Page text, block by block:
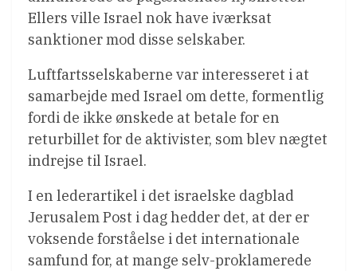
Ellers ville Israel nok have iværksat
sanktioner mod disse selskaber.
Luftfartsselskaberne var interesseret i at
samarbejde med Israel om dette, formentlig
fordi de ikke ønskede at betale for en
returbillet for de aktivister, som blev nægtet
indrejse til Israel.
I en lederartikel i det israelske dagblad
Jerusalem Post i dag hedder det, at der er
voksende forståelse i det internationale
samfund for, at mange selv-proklamerede